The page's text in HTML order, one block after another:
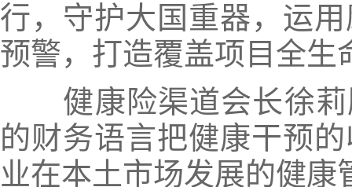
行，守护大国重器，运
预警，打造覆盖项目全生
健康险渠道会长徐莉
的财务语言把健康干预
业在本土市场发展的健康